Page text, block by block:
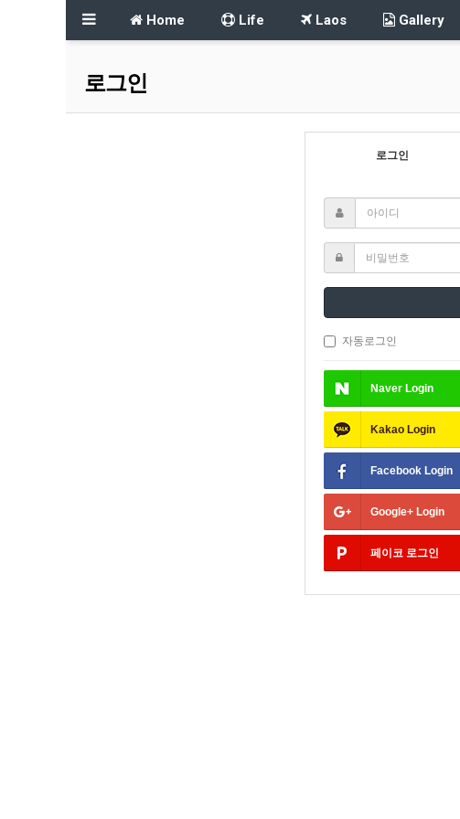
Home Life Laos Gallery
로그인
로그인
자동로그인
Naver Login
Kakao Login
Facebook Login
Google+ Login
페이코 로그인